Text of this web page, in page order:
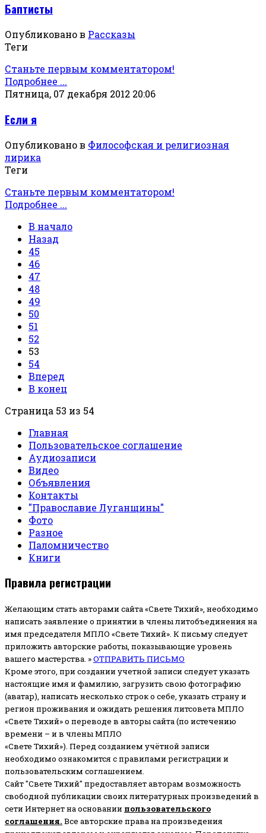
Баптисты
Опубликовано в Рассказы
Теги
Станьте первым комментатором!
Подробнее ...
Пятница, 07 декабря 2012 20:06
Если я
Опубликовано в Философская и религиозная
лирика
Теги
Станьте первым комментатором!
Подробнее ...
В начало
Назад
45
46
47
48
49
50
51
52
53
54
Вперед
В конец
Страница 53 из 54
Главная
Пользовательское соглашение
Аудиозаписи
Видео
Объявления
Контакты
"Православие Луганщины"
Фото
Разное
Паломничество
Книги
Правила регистрации
Желающим стать авторами сайта «Свете Тихий», необходимо
написать заявление о принятии в члены литобъединения на
имя председателя МПЛО «Свете Тихий». К письму следует
приложить авторские работы, показывающие уровень
вашего мастерства. »ОТПРАВИТЬ ПИСЬМО
Кроме этого, при создании учетной записи следует указать
настоящие имя и фамилию, загрузить свою фотографию
(аватар), написать несколько строк о себе, указать страну и
регион проживания и ожидать решения литсовета МПЛО
«Свете Тихий» о переводе в авторы сайта (по истечению
времени – и в члены МПЛО
«Свете Тихий»). Перед созданием учётной записи
необходимо ознакомится с правилами регистрации и
пользовательским соглашением.
Сайт "Свете Тихий" предоставляет авторам возможность
свободной публикации своих литературных произведений в
сети Интернет на основании пользовательского
соглашения. Все авторские права на произведения